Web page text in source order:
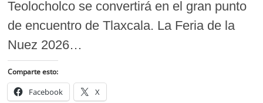
Teolocholco se convertirá en el gran punto
de encuentro de Tlaxcala. La Feria de la
Nuez 2026…
Comparte esto:
Facebook X